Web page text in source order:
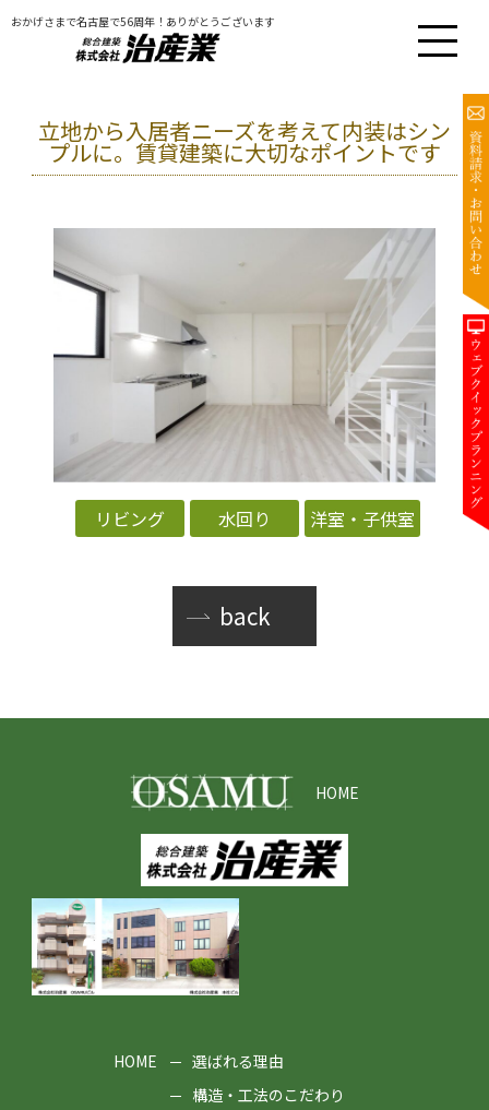
おかげさまで名古屋で56周年！ありがとうございます
立地から入居者ニーズを考えて内装はシン
プルに。賃貸建築に大切なポイントです
リビング 水回り 洋室・子供室
back
HOME
HOME
選ばれる理由
構造・工法のこだわり